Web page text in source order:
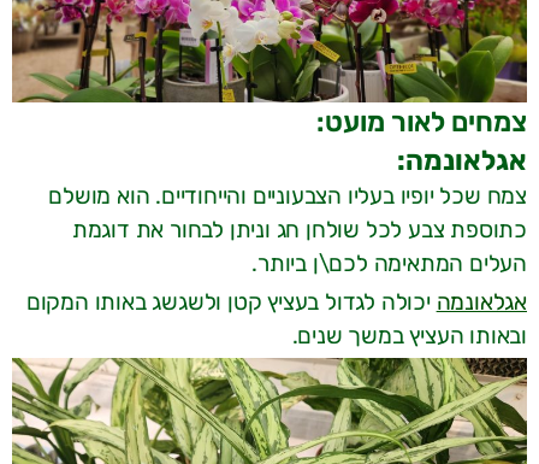
צמחים לאור מועט:
אגלאונמה:
צמח שכל יופיו בעליו הצבעוניים והייחודיים. הוא מושלם
כתוספת צבע לכל שולחן חג וניתן לבחור את דוגמת
העלים המתאימה לכם\ן ביותר.
אגלאונמה יכולה לגדול בעציץ קטן ולשגשג באותו המקום
ובאותו העציץ במשך שנים.